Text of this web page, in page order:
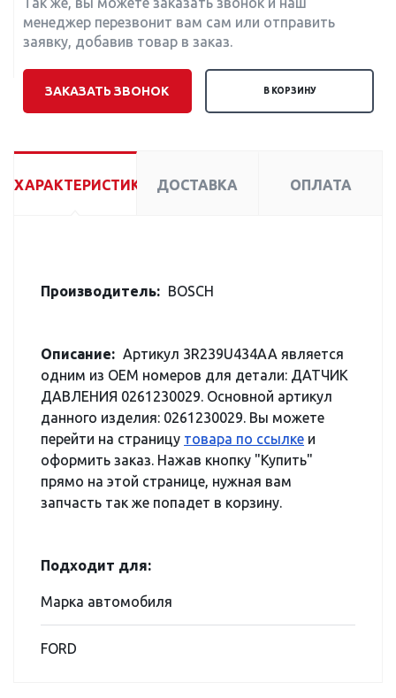
менеджер перезвонит вам сам или отправить
заявку, добавив товар в заказ.
ЗАКАЗАТЬ ЗВОНОК В КОРЗИНУ
ХАРАКТЕРИСТИКИ ДОСТАВКА ОПЛАТА
Производитель: BOSCH
Описание: Артикул 3R239U434AA является
одним из OEM номеров для детали: ДАТЧИК
ДАВЛЕНИЯ 0261230029. Основной артикул
данного изделия: 0261230029. Вы можете
перейти на страницу товара по ссылке и
оформить заказ. Нажав кнопку "Купить"
прямо на этой странице, нужная вам
запчасть так же попадет в корзину.
Подходит для:
Марка автомобиля
FORD